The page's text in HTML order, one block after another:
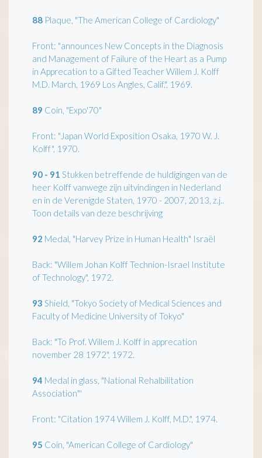
88 Plaque, "The American College of Cardiology"
Front: "announces New Concepts in the Diagnosis
and Management of Failure of the Heart as a Pump
in Apprecation to a Gifted Teacher Willem J. Kolff
M.D. March, 1969 Los Angles, Calif.", 1969.
89 Coin, "Expo'70"
Front: "Japan World Exposition Osaka, 1970 W. J.
Kolff", 1970.
90 - 91 Stukken betreffende de huldigingen van de
heer Kolff vanwege zijn uitvindingen in Nederland
en in de Verenigde Staten, 1970 - 2007, 2013, z.j..
Toon details van deze beschrijving
92 Medal, "Harvey Prize in Human Health" Israël
Back: "Willem Johan Kolff Technion-Israel Institute
of Technology", 1972.
93 Shield, "Tokyo Society of Medical Sciences and
Faculty of Medicine University of Tokyo"
Back: "To Prof. Willem J. Kolff in apprecation
november 28 1972", 1972.
94 Medal in glass, "National Rehalbilitation
Association"'
Front: "Citation 1974 Willem J. Kolff, M.D.", 1974.
95 Coin, "American College of Cardiology"